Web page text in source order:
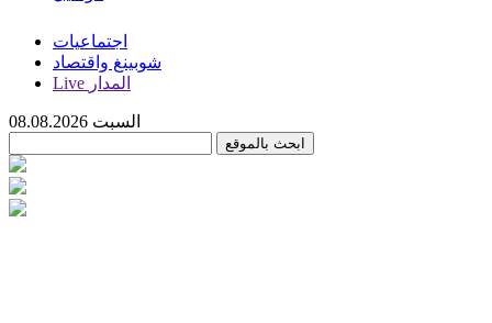
اجتماعيات
شوبينغ واقتصاد
Live المدار